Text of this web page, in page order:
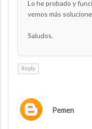
Lo he probado y
vemos más
Saludos.
Reply
Pemen